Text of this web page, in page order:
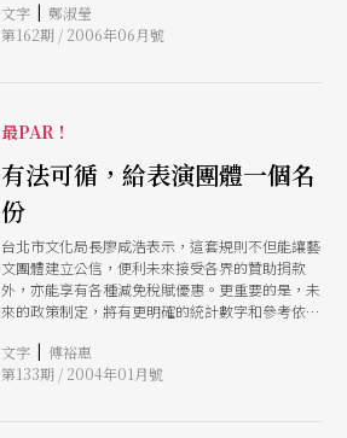
以滋養、成長。
校不斷釋出畢業生，產業規模卻未同步成長。 放
下身段，路會更寬廣 面對這樣的統計數字，雲門
從事藝術行政及相關教學，也可以是理想的實現及
延續。萊比錫音樂經紀執行長黃星瑩也說，具有專
業音樂背景的人才，轉戰藝術行銷或經紀絕對佔有
優勢，「但切記要放下台上的身段，學習團隊分工
與人際溝通。」 另外，中國市場可能是未來的就
際團體也選擇到大陸巡迴演出，對台灣學生是很好
的就業契機，不過有一個前提，優異的雙語能力不
可少！」國際工作經驗豐富，現任兩廳院演出技術
顧問的林家文，建議有志往對岸發展的舞台監督人
才，要在英語上多下工夫，才能同時在中國人及香
港人的競爭下脫穎而出，邁出國際舞台的第一步。
建立資訊平台，加強產學交流 而面對藝術界總是
文字 | 鄭淑瑩
第162期 / 2006年06月號
最PAR！
有法可循，給表演團體一個名
份
台北市文化局長廖咸浩表示，這套規則不但能讓藝
文團體建立公信，便利未來接受各界的贊助捐款
外，亦能享有各種減免稅賦優惠。更重要的是，未
來的政策制定，將有更明確的統計數字和參考依
態更具產業價值。
文字 | 傅裕惠
第133期 / 2004年01月號